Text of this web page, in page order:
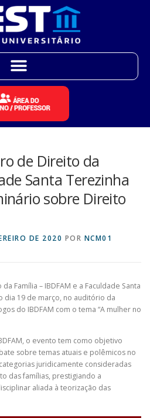
de Direito da
Santa Terezinha
sobre Direito
DE 2020 POR NCM01
Família – IBDFAM e a Faculdade Santa
dia 19 de março, no auditório da
do IBDFAM com o tema “A mulher no
o evento tem como objetivo
sobre temas atuais e polêmicos no
juridicamente consideradas
das famílias, prestigiando a
aliada à teorização das